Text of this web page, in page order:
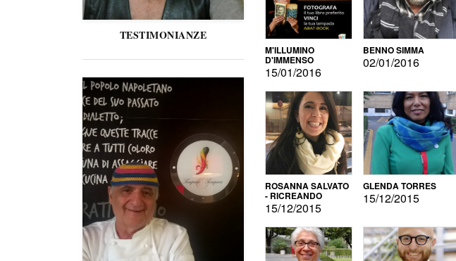
TESTIMONIANZE
M'ILLUMINO
D'IMMENSO
15/01/2016
BENNO SIMMA
02/01/2016
ROSANNA SALVATO
- RICREANDO
15/12/2015
GLENDA TORRES
15/12/2015